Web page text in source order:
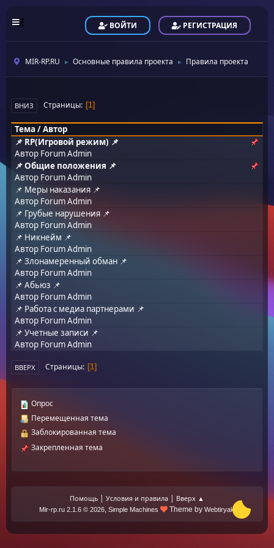
ВОЙТИ РЕГИСТРАЦИЯ
MIR-RP.RU ► Основные правила проекта ► Правила проекта
ВНИЗ Страницы 1
Тема /Автор
📌 RP(Игровой режим) 📌
Автор Forum Admin
📌 Общие положения 📌
Автор Forum Admin
📌 Меры наказания 📌
Автор Forum Admin
📌 Грубые нарушения 📌
Автор Forum Admin
📌 Никнейм 📌
Автор Forum Admin
📌 Злонамеренный обман 📌
Автор Forum Admin
📌 Абьюз 📌
Автор Forum Admin
📌 Работа с медиа партнерами 📌
Автор Forum Admin
📌 Учетные записи 📌
Автор Forum Admin
ВВЕРХ Страницы 1
Опрос
Перемещенная тема
Заблокированная тема
Закрепленная тема
Помощь | Условия и правила | Вверх ▲
Mir-rp.ru 2.1.6 © 2026, Simple Machines Theme by Webtiryaki